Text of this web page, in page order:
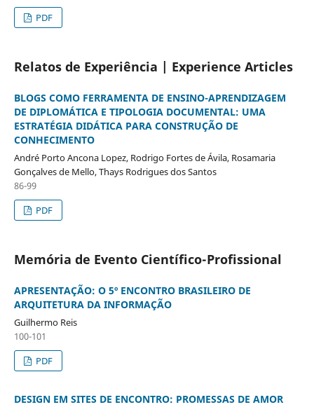
PDF
Relatos de Experiência | Experience Articles
BLOGS COMO FERRAMENTA DE ENSINO-APRENDIZAGEM
DE DIPLOMÁTICA E TIPOLOGIA DOCUMENTAL: UMA
ESTRATÉGIA DIDÁTICA PARA CONSTRUÇÃO DE
CONHECIMENTO
André Porto Ancona Lopez, Rodrigo Fortes de Ávila, Rosamaria
Gonçalves de Mello, Thays Rodrigues dos Santos
86-99
PDF
Memória de Evento Científico-Profissional
APRESENTAÇÃO: O 5º ENCONTRO BRASILEIRO DE
ARQUITETURA DA INFORMAÇÃO
Guilhermo Reis
100-101
PDF
DESIGN EM SITES DE ENCONTRO: PROMESSAS DE AMOR